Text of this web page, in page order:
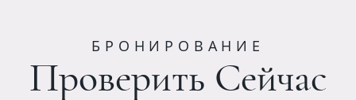
БРОНИРОВАНИЕ
Проверить Сейчас